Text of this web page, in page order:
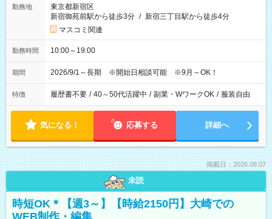
勤務地
東京都新宿区
新宿御苑前駅から徒歩3分 / 新宿三丁目駅から徒歩4分
マスコミ関連
勤務時間 10:00～19:00
期間 2026/9/1～長期 ※開始日相談可能 ※9月～OK！
特徴 履歴書不要 / 40～50代活躍中 / 副業・WワークOK / 服装自由
気になる！ 応募する 詳細へ
掲載日：2026.08.07
未読
時短OK＊【週3～】【時給2150円】大崎での
WEB制作・編集